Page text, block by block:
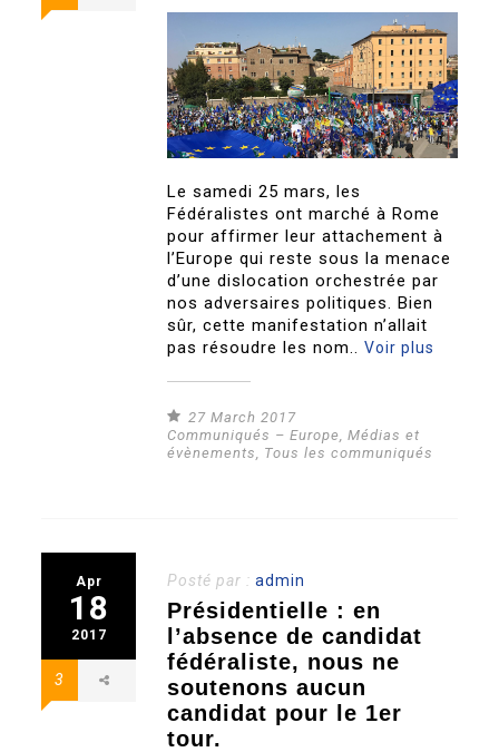
Le samedi 25 mars, les
Fédéralistes ont marché à Rome
pour affirmer leur attachement à
l’Europe qui reste sous la menace
d’une dislocation orchestrée par
nos adversaires politiques. Bien
sûr, cette manifestation n’allait
pas résoudre les nom..Voir plus
27 March 2017
Communiqués – Europe ,Médias et
évènements
Tous les communiqués
Apr
18
2017
3
Posté par :admin
Présidentielle : en
l’absence de candidat
fédéraliste, nous ne
soutenons aucun
candidat pour le 1er
tour.